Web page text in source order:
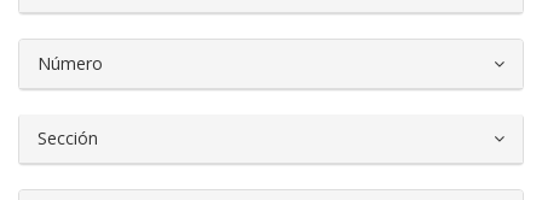
Número
Sección